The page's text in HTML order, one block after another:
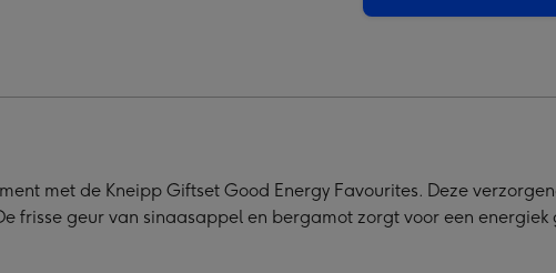
met de Kneipp Giftset Good Energy Favourites. Deze
frisse geur van sinaasappel en bergamot zorgt voor een